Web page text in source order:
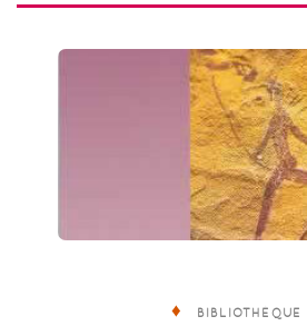
BIBLIOTHÈQUE